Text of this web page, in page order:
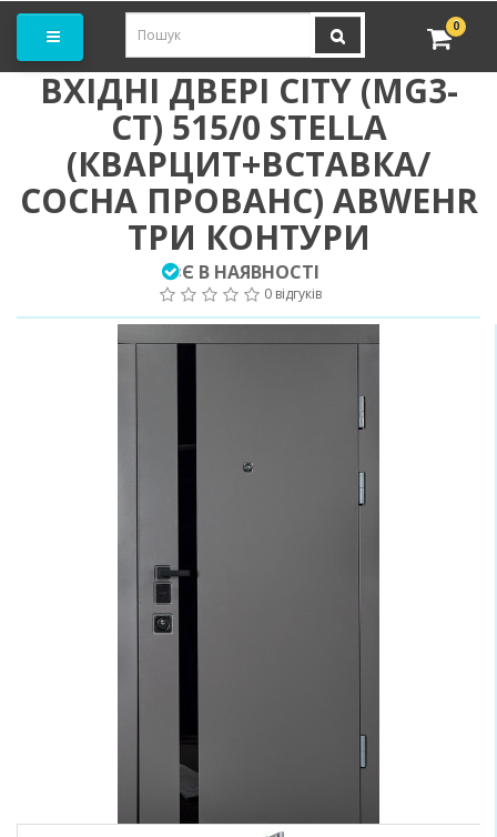
0
ВХІДНІ ДВЕРІ CITY (MG3-
CT) 515/0 STELLA
(КВАРЦИТ+ВСТАВКА/
СОСНА ПРОВАНС) ABWEHR
ТРИ КОНТУРИ
:Є В НАЯВНОСТІ
0 відгуків